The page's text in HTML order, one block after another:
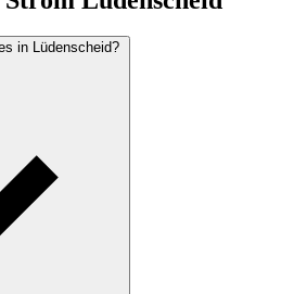
in Lüdenscheid?